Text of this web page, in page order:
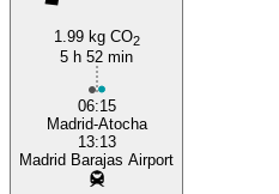
Madrid
1.99 kg CO2
5 h 52 min
06:15
Madrid-Atocha
13:13
Madrid Barajas Airport